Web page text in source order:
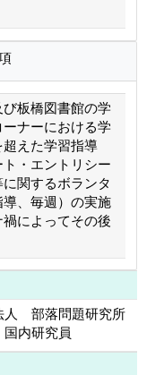
板橋図書館の学
ーナーにおける学
えた学習指導
ト・エントリシー
に関するボランタ
導、毎週）の実施
禍によってその後
人 部落問題研究所
内研究員